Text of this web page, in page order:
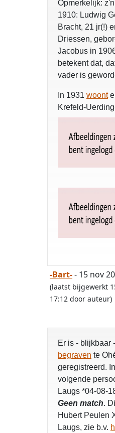
Opmerkelijk:
1910: Ludwig
Bracht, 21 jr(!)
Driessen,
Jacobus in
betekent dat,
vader is
In 1931 woont
Krefeld-
-Bart-- 15 nov
(laatst bijgewerkt
17:12 door auteur)
Er is - blijkbaar
begraven te
geregistreerd.
volgende
Laugs *04-08-
Geen match.
Hubert Peulen
Laugs, zie b.v.